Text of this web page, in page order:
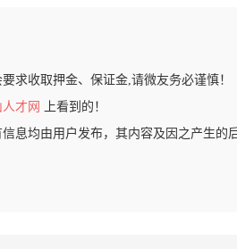
求收取押金、保证金,请微友务必谨慎！
才网
上看到的！
息均由用户发布，其内容及因之产生的